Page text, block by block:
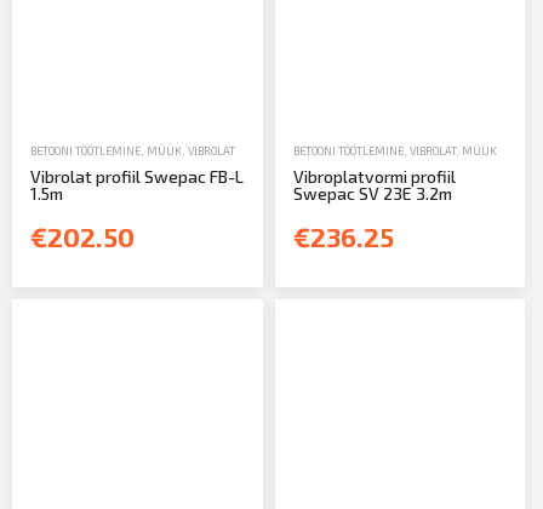
BETOONI TÖÖTLEMINE MÜÜK VIBROLAT
Vibrolat profiil Swepac FB-L
1.5m
€202.50
BETOONI TÖÖTLEMINE, VIBROLAT, MÜÜK
Vibroplatvormi profiil
Swepac SV 23E 3.2m
€236.25